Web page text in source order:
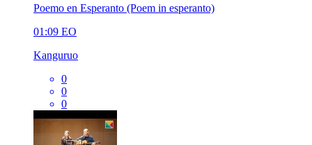
Poemo en Esperanto (Poem in esperanto)
01:09 EO
Kanguruo
0
0
0